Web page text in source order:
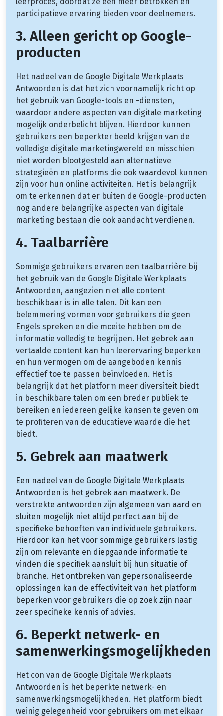
participatieve ervaring bieden voor deelnemers.
3. Alleen gericht op Google-
producten
Het nadeel van de Google Digitale Werkplaats
Antwoorden is dat het zich voornamelijk richt op
het gebruik van Google-tools en -diensten,
waardoor andere aspecten van digitale marketing
mogelijk onderbelicht blijven. Hierdoor kunnen
gebruikers een beperkter beeld krijgen van de
volledige digitale marketingwereld en misschien
niet worden blootgesteld aan alternatieve
strategieën en platforms die ook waardevol kunnen
zijn voor hun online activiteiten. Het is belangrijk
om te erkennen dat er buiten de Google-producten
nog andere belangrijke aspecten van digitale
marketing bestaan die ook aandacht verdienen.
4. Taalbarrière
Sommige gebruikers ervaren een taalbarrière bij
het gebruik van de Google Digitale Werkplaats
Antwoorden, aangezien niet alle content
beschikbaar is in alle talen. Dit kan een
belemmering vormen voor gebruikers die geen
Engels spreken en die moeite hebben om de
informatie volledig te begrijpen. Het gebrek aan
vertaalde content kan hun leerervaring beperken
en hun vermogen om de aangeboden kennis
effectief toe te passen beïnvloeden. Het is
belangrijk dat het platform meer diversiteit biedt
in beschikbare talen om een breder publiek te
bereiken en iedereen gelijke kansen te geven om
te profiteren van de educatieve waarde die het
biedt.
5. Gebrek aan maatwerk
Een nadeel van de Google Digitale Werkplaats
Antwoorden is het gebrek aan maatwerk. De
verstrekte antwoorden zijn algemeen van aard en
sluiten mogelijk niet altijd perfect aan bij de
specifieke behoeften van individuele gebruikers.
Hierdoor kan het voor sommige gebruikers lastig
zijn om relevante en diepgaande informatie te
vinden die specifiek aansluit bij hun situatie of
branche. Het ontbreken van gepersonaliseerde
oplossingen kan de effectiviteit van het platform
beperken voor gebruikers die op zoek zijn naar
zeer specifieke kennis of advies.
6. Beperkt netwerk- en
samenwerkingsmogelijkheden
Het con van de Google Digitale Werkplaats
Antwoorden is het beperkte netwerk- en
samenwerkingsmogelijkheden. Het platform biedt
weinig gelegenheid voor gebruikers om met elkaar